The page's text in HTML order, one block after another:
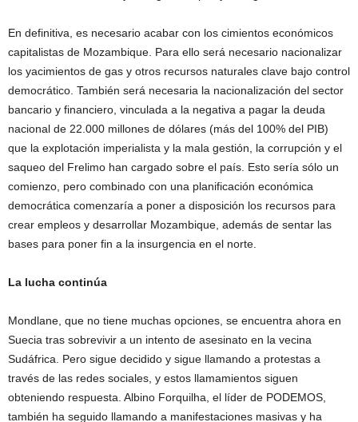
En definitiva, es necesario acabar con los cimientos económicos
capitalistas de Mozambique. Para ello será necesario nacionalizar
los yacimientos de gas y otros recursos naturales clave bajo control
democrático. También será necesaria la nacionalización del sector
bancario y financiero, vinculada a la negativa a pagar la deuda
nacional de 22.000 millones de dólares (más del 100% del PIB)
que la explotación imperialista y la mala gestión, la corrupción y el
saqueo del Frelimo han cargado sobre el país. Esto sería sólo un
comienzo, pero combinado con una planificación económica
democrática comenzaría a poner a disposición los recursos para
crear empleos y desarrollar Mozambique, además de sentar las
bases para poner fin a la insurgencia en el norte.
La lucha continúa
Mondlane, que no tiene muchas opciones, se encuentra ahora en
Suecia tras sobrevivir a un intento de asesinato en la vecina
Sudáfrica. Pero sigue decidido y sigue llamando a protestas a
través de las redes sociales, y estos llamamientos siguen
obteniendo respuesta. Albino Forquilha, el líder de PODEMOS,
también ha seguido llamando a manifestaciones masivas y ha